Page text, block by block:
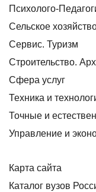
Психолого-
Сельское
Сервис. Туризм
Строительство.
Сфера услуг
Техника и
Точные и
Управление и
Карта сайта
Каталог вузов